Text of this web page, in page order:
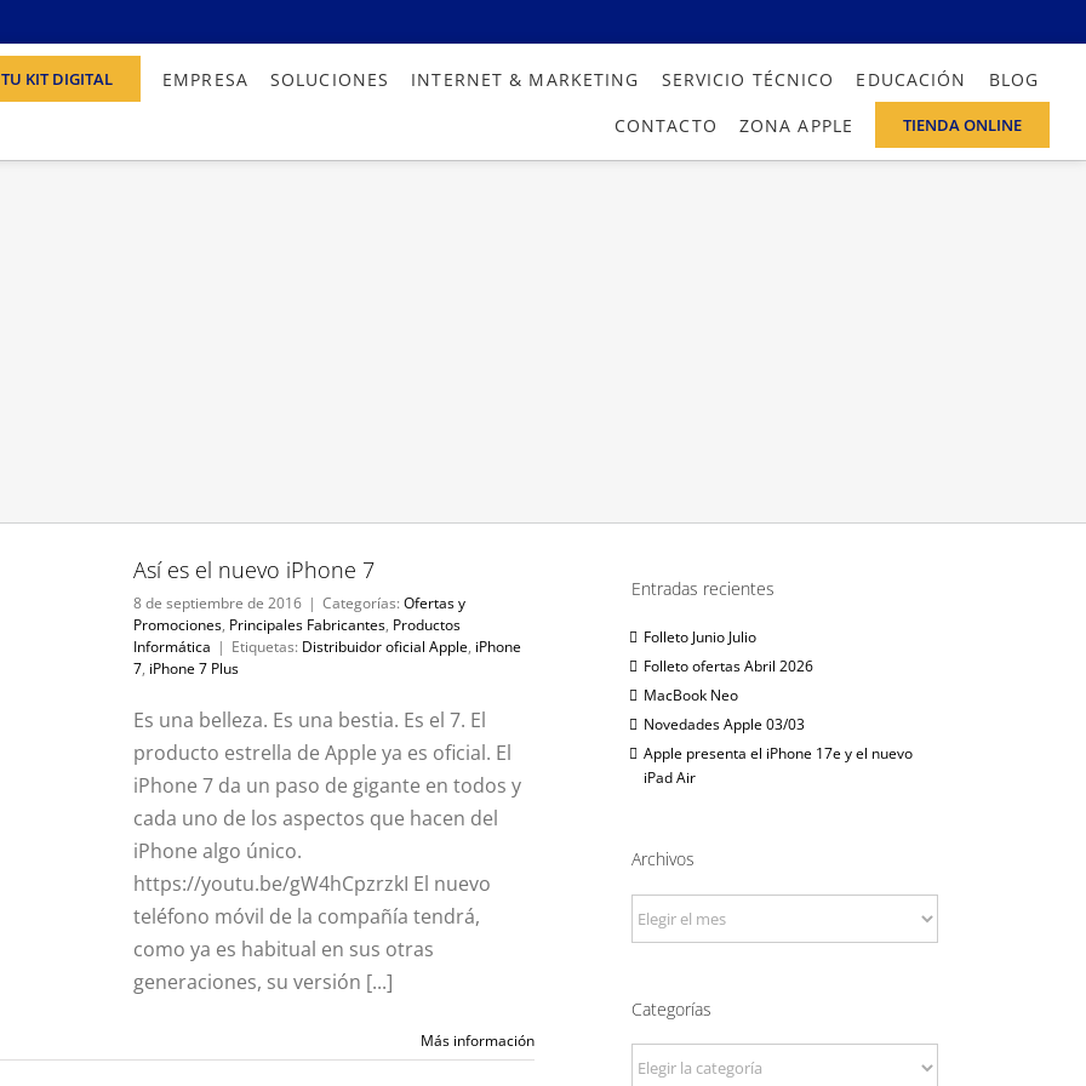
KIT DIGITAL EMPRESA SOLUCIONES INTERNET & MARKETING SERVICIO TÉCNICO EDUCACIÓN
BLOG
CONTACTO
ZONA APPLE TIENDA ONLINE
Así es el nuevo iPhone 7
8 de septiembre de 2016 | Categorías: Ofertas y
Promociones, Principales Fabricantes, Productos
Informática | Etiquetas: Distribuidor oficial Apple, iPhone
7, iPhone 7 Plus
Es una belleza. Es una bestia. Es el 7. El
producto estrella de Apple ya es oficial. El
iPhone 7 da un paso de gigante en todos y
cada uno de los aspectos que hacen del
iPhone algo único.
https://youtu.be/gW4hCpzrzkI El nuevo
teléfono móvil de la compañía tendrá,
como ya es habitual en sus otras
generaciones, su versión [...]
Más información
Entradas recientes
Folleto Junio Julio
Folleto ofertas Abril 2026
MacBook Neo
Novedades Apple 03/03
Apple presenta el iPhone 17e y el nuevo
iPad Air
Archivos
Archivos
Categorías
Categorías